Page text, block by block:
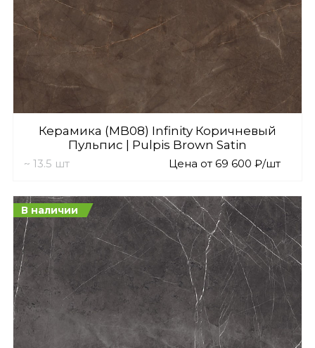
Керамика (MB08) Infinity Коричневый
Пульпис | Pulpis Brown Satin
~ 13.5 шт Цена от 69 600 ₽/шт
В наличии